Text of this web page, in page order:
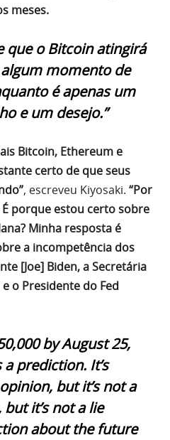
meses.
que o Bitcoin atingirá
algum momento de
é apenas um
e um desejo.”
Bitcoin, Ethereum e
certo de que seus
, escreveu Kiyosaki. “Por
porque estou certo sobre
Minha resposta é
a incompetência dos
[Joe] Biden, a Secretária
o Presidente do Fed
by August 25,
a prediction. It’s
but it’s not a
but it’s not a lie
about the future